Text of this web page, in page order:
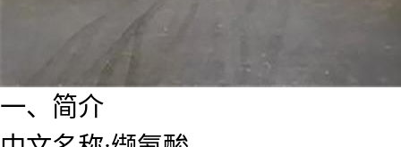
一、简介